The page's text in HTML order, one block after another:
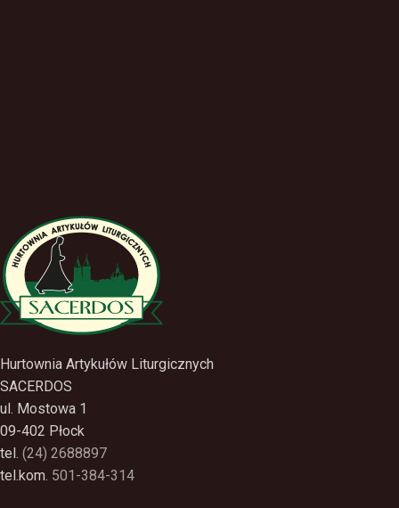
Hurtownia Artykułów Liturgicznych
SACERDOS
ul. Mostowa 1
09-402 Płock
tel. (24) 2688897
tel.kom. 501-384-314